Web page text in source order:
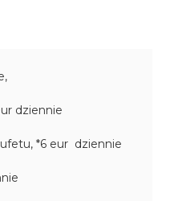
dziennie
*6 eur dziennie